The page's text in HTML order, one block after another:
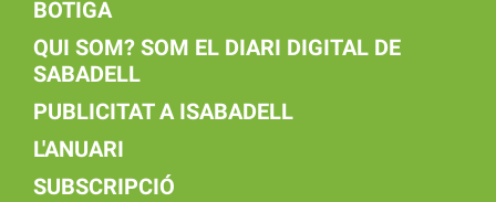
BOTIGA
QUI SOM? SOM EL DIARI DIGITAL DE
SABADELL
PUBLICITAT A ISABADELL
L'ANUARI
SUBSCRIPCIÓ